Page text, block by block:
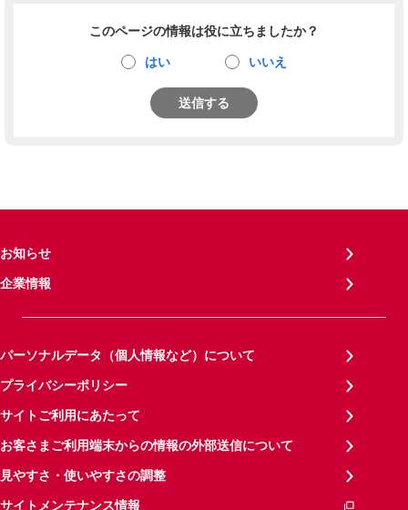
このページの情報は役に立ちましたか？
はい いいえ
送信する
お知らせ
企業情報
パーソナルデータ（個人情報など）について
プライバシーポリシー
サイトご利用にあたって
お客さまご利用端末からの情報の外部送信について
見やすさ・使いやすさの調整
サイトメンテナンス情報